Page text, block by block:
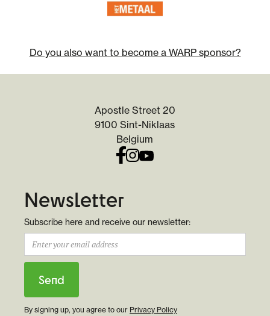
Do you also want to become a WARP sponsor?
Apostle Street 20
9100 Sint-Niklaas
Belgium
Newsletter
Subscribe here and receive our newsletter:
By signing up, you agree to our Privacy Policy